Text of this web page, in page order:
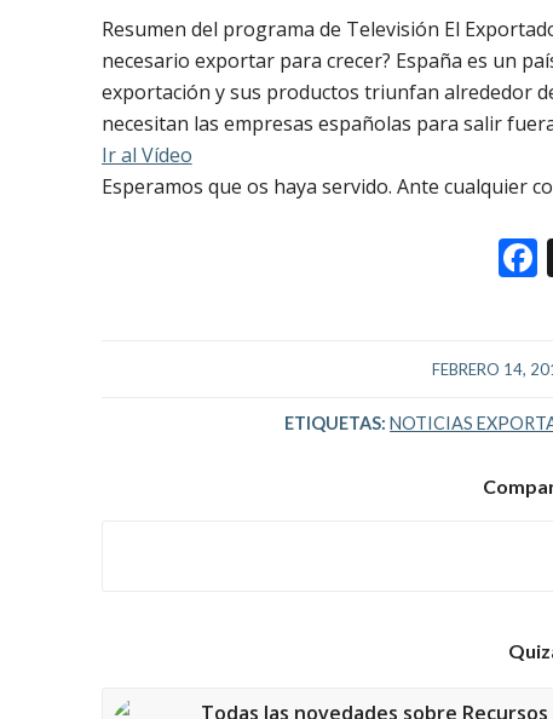
Resumen del programa de Televisión El
necesario exportar para crecer? España es un
exportación y sus productos triunfan alrededor
necesitan las empresas españolas para salir
Ir al Vídeo
Esperamos que os haya servido. Ante cualquier
FEBRERO 14,
/
ETIQUETAS: NOTICIAS
Todas las novedades sobre Recursos